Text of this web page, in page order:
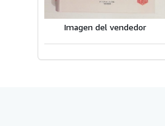
Imagen del vendedor